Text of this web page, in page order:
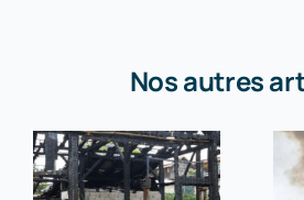
Nos autres